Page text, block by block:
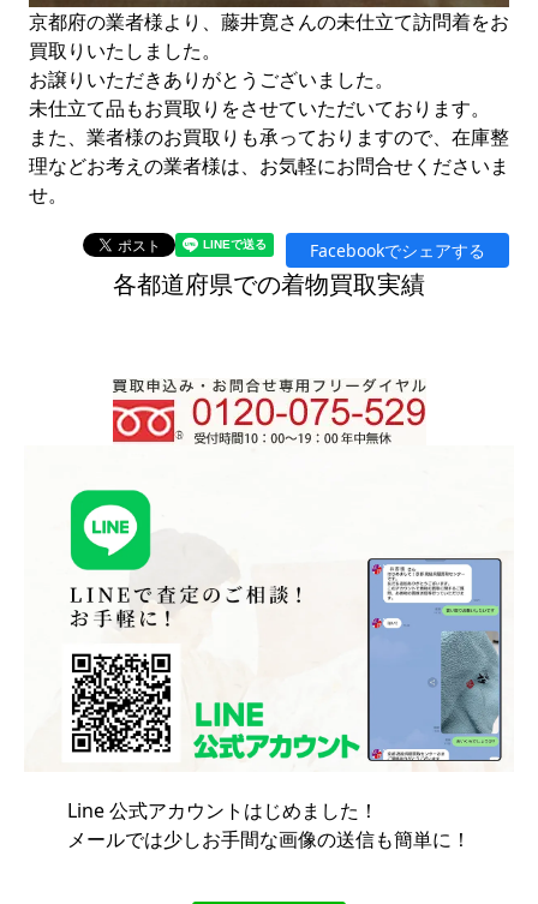
京都府の業者様より、藤井寛さんの未仕立て訪問着をお
買取りいたしました。
お譲りいただきありがとうございました。
未仕立て品もお買取りをさせていただいております。
また、業者様のお買取りも承っておりますので、在庫整
理などお考えの業者様は、お気軽にお問合せくださいま
せ。
Facebookでシェアする
各都道府県での着物買取実績
Line 公式アカウントはじめました！
メールでは少しお手間な画像の送信も簡単に！